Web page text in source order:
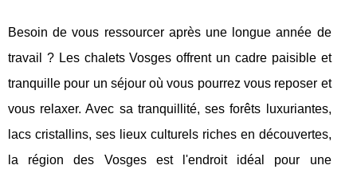
Besoin de vous ressourcer après une longue année de
travail ? Les chalets Vosges offrent un cadre paisible et
tranquille pour un séjour où vous pourrez vous reposer et
vous relaxer. Avec sa tranquillité, ses forêts luxuriantes,
lacs cristallins, ses lieux culturels riches en découvertes,
la région des Vosges est l'endroit idéal pour une